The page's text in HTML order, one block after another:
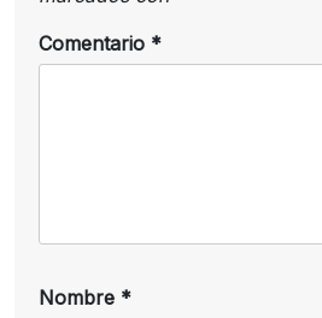
Comentario *
Nombre *